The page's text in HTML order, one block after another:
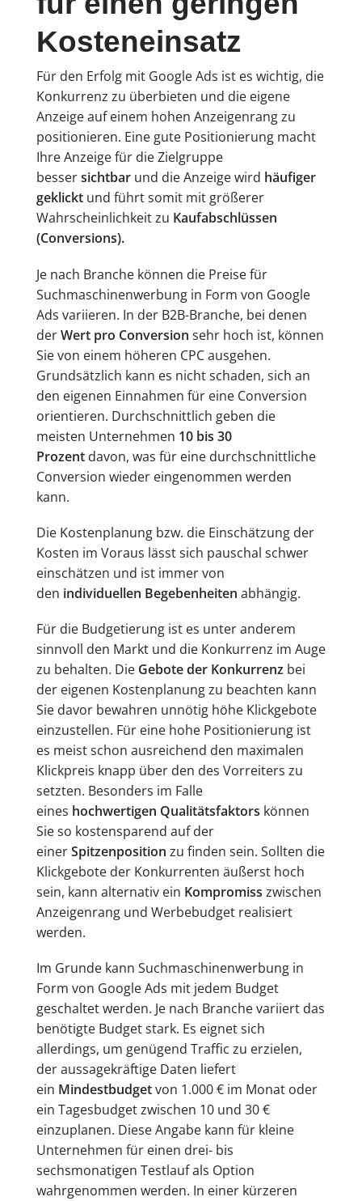
Kosteneinsatz
Für den Erfolg mit Google Ads ist es wichtig, die
Konkurrenz zu überbieten und die eigene
Anzeige auf einem hohen Anzeigenrang zu
positionieren. Eine gute Positionierung macht
Ihre Anzeige für die Zielgruppe
bessersichtbarund die Anzeige wird häufiger
geklicktund führt somit mit größerer
Wahrscheinlichkeit zu Kaufabschlüssen
(Conversions).
Je nach Branche können die Preise für
Suchmaschinenwerbung in Form von Google
Ads variieren. In der B2B-Branche, bei denen
derWert pro Conversion sehr hoch ist, können
Sie von einem höheren CPC ausgehen.
Grundsätzlich kann es nicht schaden, sich an
den eigenen Einnahmen für eine Conversion
orientieren. Durchschnittlich geben die
meisten Unternehmen 10 bis 30
Prozentdavon, was für eine durchschnittliche
Conversion wieder eingenommen werden
kann.
Die Kostenplanung bzw. die Einschätzung der
Kosten im Voraus lässt sich pauschal schwer
einschätzen und ist immer von
den individuellen Begebenheiten abhängig.
Für die Budgetierung ist es unter anderem
sinnvoll den Markt und die Konkurrenz im Auge
zu behalten. Die Gebote der Konkurrenzbei
der eigenen Kostenplanung zu beachten kann
Sie davor bewahren unnötig höhe Klickgebote
einzustellen. Für eine hohe Positionierung ist
es meist schon ausreichend den maximalen
Klickpreis knapp über den des Vorreiters zu
setzten. Besonders im Falle
eines hochwertigen Qualitätsfaktors können
Sie so kostensparend auf der
einerSpitzenposition zu finden sein. Sollten die
Klickgebote der Konkurrenten äußerst hoch
sein, kann alternativ ein Kompromiss zwischen
Anzeigenrang und Werbebudget realisiert
werden.
Im Grunde kann Suchmaschinenwerbung in
Form von Google Ads mit jedem Budget
geschaltet werden. Je nach Branche variiert das
benötigte Budget stark. Es eignet sich
allerdings, um genügend Traffic zu erzielen,
der aussagekräftige Daten liefert
ein Mindestbudgetvon 1.000 € im Monat oder
ein Tagesbudget zwischen 10 und 30 €
einzuplanen. Diese Angabe kann für kleine
Unternehmen für einen drei- bis
sechsmonatigen Testlauf als Option
wahrgenommen werden. In einer kürzeren